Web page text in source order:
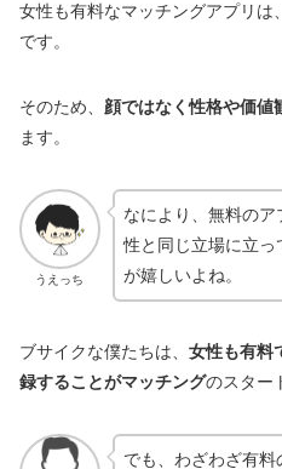
女性も有料なマッチングアプリは
です。
そのため、 顔ではなく性格や価値
ます。
うえっち
なにより、無料の
性と同じ立場に立っ
が嬉しいよね。
ブサイクな僕たちは、 女性も有料
録することがマッチングのスター
でも、わざわざ有